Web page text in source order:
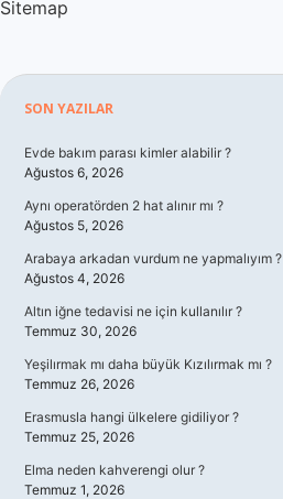
Sitemap
Sidebar
SON YAZILAR
Evde bakım parası kimler alabilir ?
Ağustos 6, 2026
Aynı operatörden 2 hat alınır mı ?
Ağustos 5, 2026
Arabaya arkadan vurdum ne yapmalıyım ?
Ağustos 4, 2026
Altın iğne tedavisi ne için kullanılır ?
Temmuz 30, 2026
Yeşilırmak mı daha büyük Kızılırmak mı ?
Temmuz 26, 2026
Erasmusla hangi ülkelere gidiliyor ?
Temmuz 25, 2026
Elma neden kahverengi olur ?
Temmuz 1, 2026